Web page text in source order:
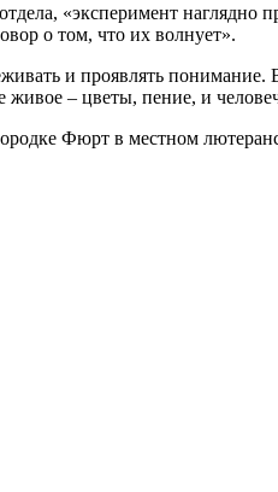
«эксперимент
о том, что их волнует».
и проявлять понимание.
живое – цветы, пение, и
Фюрт в местном